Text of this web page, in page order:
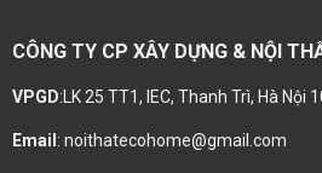
CÔNG TY CP XÂY DỰNG & NỘI
VPGD:LK 25 TT1, IEC, Thanh Trì, Hà Nội
Email : noithatecohome@gmail.com